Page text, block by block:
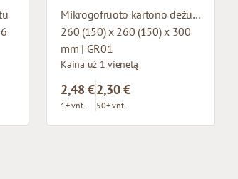
Mikrogofruoto kartono dėžutė su audinio rankenėlėmis
260 (150) x 260 (150) x 300
mm | GR01
Kaina už 1 vienetą
2,48 €
1+ vnt.
2,30 €
50+ vnt.